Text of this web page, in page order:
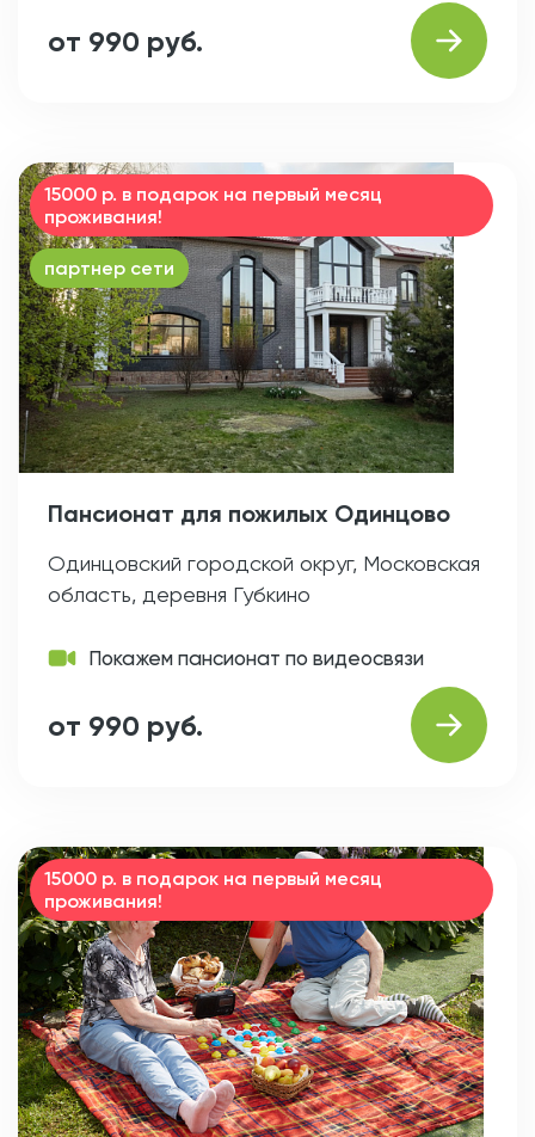
от 990 руб.
15000 р. в подарок на первый месяц
проживания!
партнер сети
Пансионат для пожилых Одинцово
Одинцовский городской округ, Московская
область, деревня Губкино
Покажем пансионат по видеосвязи
от 990 руб.
15000 р. в подарок на первый месяц
проживания!